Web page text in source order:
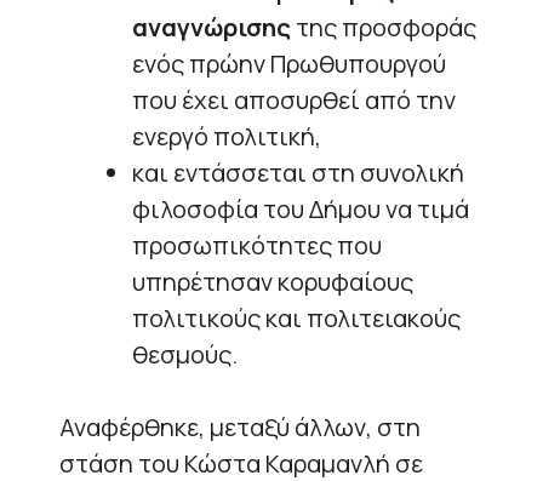
αναγνώρισηςτης προσφοράς
ενός πρώην Πρωθυπουργού
που έχει αποσυρθεί από την
ενεργό πολιτική,
και εντάσσεται στη συνολική
φιλοσοφία του Δήμου να τιμά
προσωπικότητες που
υπηρέτησαν κορυφαίους
πολιτικούς και πολιτειακούς
θεσμούς.
Αναφέρθηκε, μεταξύ άλλων, στη
στάση του Κώστα Καραμανλή σε